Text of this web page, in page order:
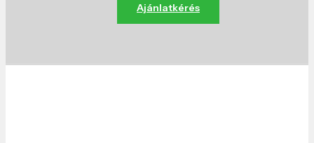
Ajánlatkérés